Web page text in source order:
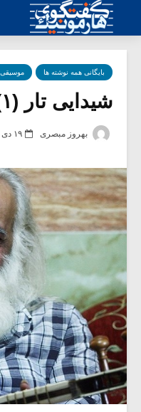
بایگانی همه نوشته ها موسیقی
شیدایی تار (۱)
بهروز مبصری ۱۹ دی ۱۳۹۶